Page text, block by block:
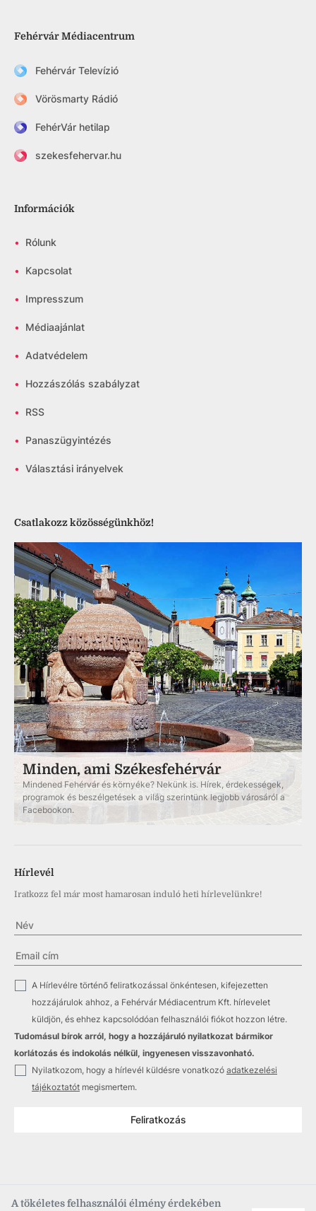
A tökéletes felhasználói élmény érdekében
Fehérvár Médiacentrum
Fehérvár Televízió
Vörösmarty Rádió
FehérVár hetilap
szekesfehervar.hu
Információk
• Rólunk
• Kapcsolat
• Impresszum
• Médiaajánlat
• Adatvédelem
• Hozzászólás szabályzat
• RSS
• Panaszügyintézés
• Választási irányelvek
Csatlakozz közösségünkhöz!
Minden, ami Székesfehérvár
Mindened Fehérvár és környéke? Nekünk is. Hírek, érdekességek,
programok és beszélgetések a világ szerintünk legjobb városáról a
Facebookon.
Hírlevél
Iratkozz fel már most hamarosan induló heti hírlevelünkre!
A Hírlevélre történő feliratkozással önkéntesen, kifejezetten
hozzájárulok ahhoz, a Fehérvár Médiacentrum Kft. hírlevelet
küldjön, és ehhez kapcsolódóan felhasználói fiókot hozzon létre.
Tudomásul bírok arról, hogy a hozzájáruló nyilatkozat bármikor
korlátozás és indokolás nélkül, ingyenesen visszavonható.
Nyilatkozom, hogy a hírlevél küldésre vonatkozó adatkezelési
tájékoztatót megismertem.
Feliratkozás